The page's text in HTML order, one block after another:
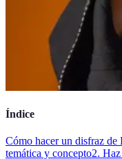
Índice
Cómo hacer un disfraz
temática y concepto2. Haz